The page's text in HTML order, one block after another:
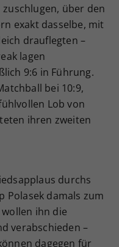
über den
exakt dasselbe, mit
drauflegten –
lagen
9:6 in Führung.
bei 10:9,
Lob von
ihren zweiten
durchs
Polasek damals zum
ihn die
verabschieden –
dagegen für